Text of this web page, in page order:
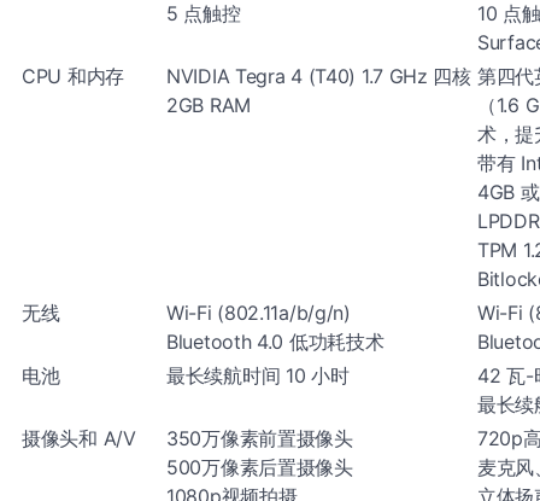
5 点触控
10 点
CPU 和内存
NVIDIA Tegra 4 (T40) 1.7 GHz 四核
2GB RAM
第四
（1.6
术，
带有
4GB
TPM
无线
Wi-Fi (802.11a/b/g/n)
Bluetooth 4.0 低功耗技术
Wi-Fi
电池
最长续航时间 10 小时
42 瓦-
最长续
摄像头和 A/V
350万像素前置摄像头
500万像素后置摄像头
1080p视频拍摄
720p
麦克风
立体扬